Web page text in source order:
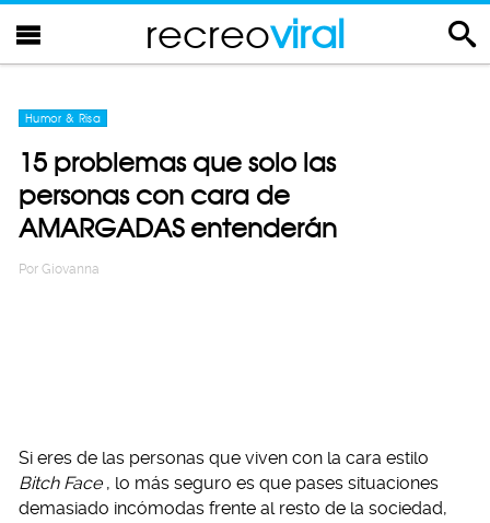
recreoviral
Humor & Risa
15 problemas que solo las
personas con cara de
AMARGADAS entenderán
Por Giovanna
Si eres de las personas que viven con la cara estilo
Bitch Face , lo más seguro es que pases situaciones
demasiado incómodas frente al resto de la sociedad,